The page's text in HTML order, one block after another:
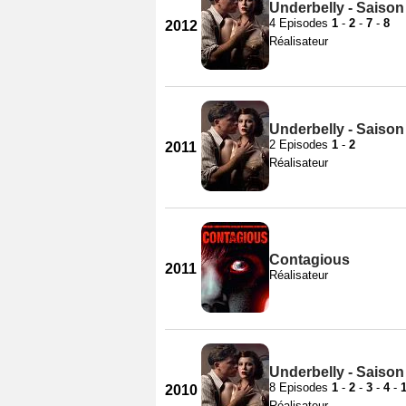
2012
Underbelly - Saison
4 Episodes 1 - 2 - 7 - 8
Réalisateur
2011
Underbelly - Saison
2 Episodes 1 - 2
Réalisateur
2011
Contagious
Réalisateur
2010
Underbelly - Saison
8 Episodes 1 - 2 - 3 - 4-